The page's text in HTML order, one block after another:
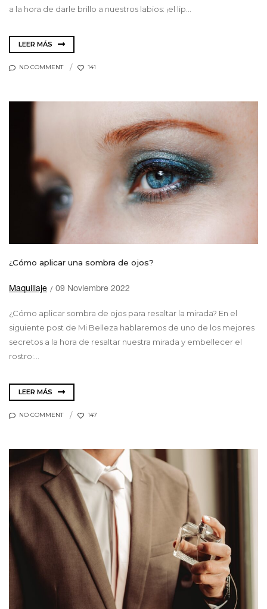
a la hora de darle brillo a nuestros labios: ¡el lip...
LEER MÁS
NO COMMENT 141
¿Cómo aplicar una sombra de ojos?
Maquillaje 09 Noviembre 2022
¿Cómo aplicar sombra de ojos para resaltar la mirada? En el
siguiente post de Mi Belleza hablaremos de uno de los mejores
secretos a la hora de resaltar nuestra mirada y embellecer el
rostro:...
LEER MÁS
NO COMMENT 147